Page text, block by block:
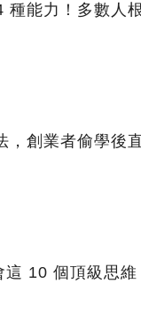
能力！多數人
，創業者偷學後
10 個頂級思